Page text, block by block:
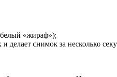
«жираф»);
и делает снимок за несколько